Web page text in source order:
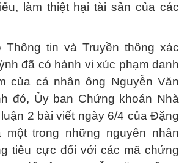
làm thiệt hại tài sản của các
Thông tin và Truyền thông xác
đã có hành vi xúc phạm danh
của cá nhân ông Nguyễn Văn
đó, Ủy ban Chứng khoán Nhà
2 bài viết ngày 6/4 của Đặng
một trong những nguyên nhân
tiêu cực đối với các mã chứng